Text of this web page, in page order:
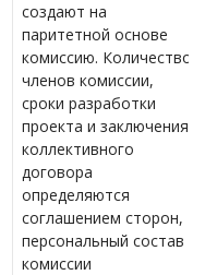
создают на
паритетной основе
комиссию. Количество
членов комиссии,
сроки разработки
проекта и заключения
коллективного
договора
определяются
соглашением сторон,
персональный состав
комиссии